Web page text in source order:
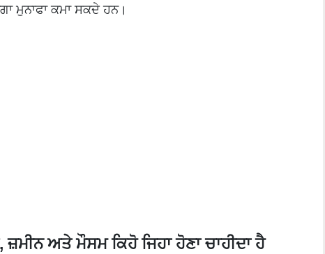
ਮੁਨਾਫਾ ਕਮਾ ਸਕਦੇ ਹਨ।
ਅਤੇ ਮੌਸਮ ਕਿਹੋ ਜਿਹਾ ਹੋਣਾ ਚਾਹੀਦਾ ਹੈ